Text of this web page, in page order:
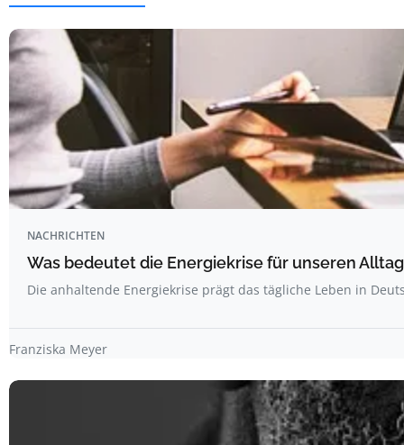
NACHRICHTEN
Was bedeutet die Energiekrise für unseren
Die anhaltende Energiekrise prägt das tägliche Leben in
Franziska Meyer